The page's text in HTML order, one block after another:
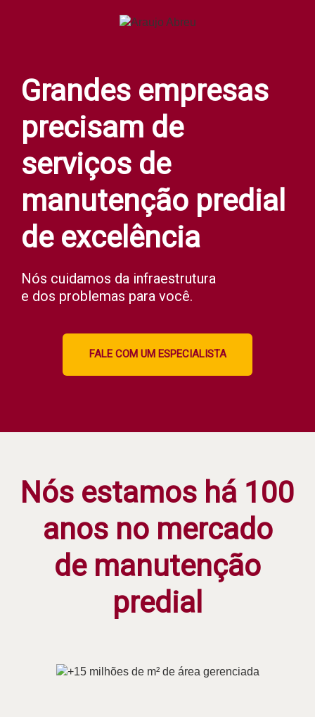
Grandes empresas
precisam de
serviços de
manutenção predial
de excelência
Nós cuidamos da infraestrutura
e dos problemas para você.
FALE COM UM ESPECIALISTA
Nós estamos há 100
anos no mercado
de manutenção
predial